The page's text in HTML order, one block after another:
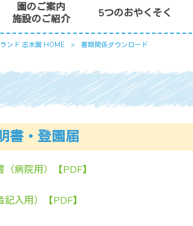
園のご案内
施設のご紹介
5つのおやくそく
ンド 志木園 HOME > 書類関係ダウンロード
書・登園届
病院用）【PDF】
入用）【PDF】